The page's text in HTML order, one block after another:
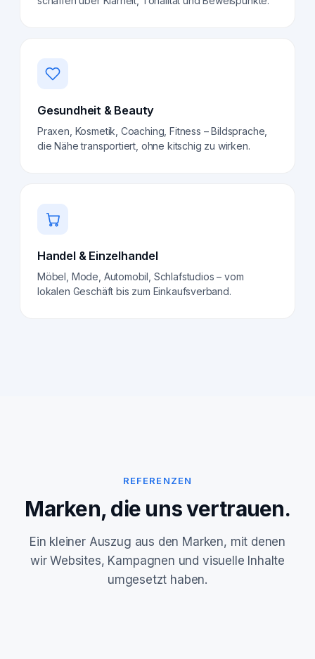
Gesundheit & Beauty
Praxen, Kosmetik, Coaching, Fitness – Bildsprache,
die Nähe transportiert, ohne kitschig zu wirken.
Handel & Einzelhandel
Möbel, Mode, Automobil, Schlafstudios – vom
lokalen Geschäft bis zum Einkaufsverband.
REFERENZEN
Marken, die uns vertrauen.
Ein kleiner Auszug aus den Marken, mit denen
wir Websites, Kampagnen und visuelle Inhalte
umgesetzt haben.